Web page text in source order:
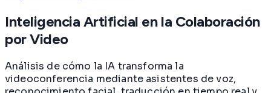
Inteligencia Artificial en la Colaboración
por Video
Análisis de cómo la IA transforma la
videoconferencia mediante asistentes de voz,